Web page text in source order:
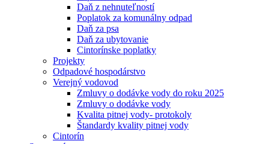
Daň z nehnuteľností
Poplatok za komunálny odpad
Daň za psa
Daň za ubytovanie
Cintorínske poplatky
Projekty
Odpadové hospodárstvo
Verejný vodovod
Zmluvy o dodávke vody do roku 2025
Zmluvy o dodávke vody
Kvalita pitnej vody- protokoly
Štandardy kvality pitnej vody
Cintorín